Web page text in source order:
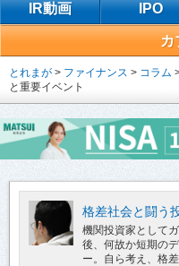
IR動画 IPO
カ
とれまが > ファイナンス > コラム
と重要イベント
格差社会と闘う
機関投資家として
後、何故か短期の
ー。自ら考え、格